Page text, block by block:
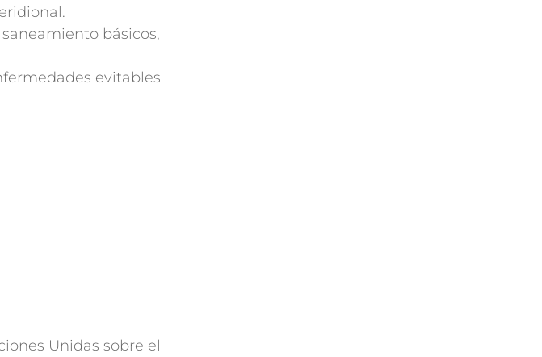
básicos,
evitables
Unidas sobre el